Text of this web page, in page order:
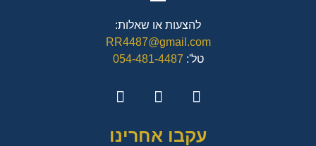
להצעות או שאלות:
RR4487@gmail.com
טל': 054-481-4487
עקבו אחרינו